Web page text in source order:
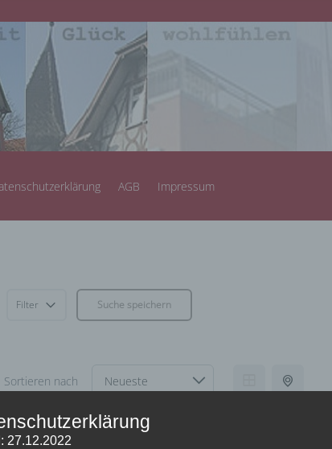
AGB Impressum
Filter Suche speichern
Sortieren nach
27.12.2022